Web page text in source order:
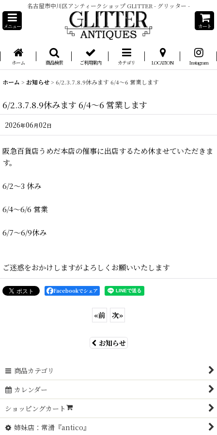
名古屋市中川区アンティークショップ GLITTER - グリッター -
メニュー カート
ホーム 商品検索 ご利用案内 カテゴリ LOCATION Instagram
ホーム > お知らせ> 6/2.3.7.8.9休みます 6/4〜6 営業します
6/2.3.7.8.9休みます 6/4〜6 営業します
2026年06 月02 日
阪急百貨店うめだ本店の催事に出店するため休ませていただきま
す。
6/2〜3 休み
6/4〜6/6 営業
6/7〜6/9休み
ご迷惑をおかけしますがよろしくお願いいたします
Facebookでシェア
«前 次»
お知らせ
商品カテゴリ
カレンダー
ショッピングカート
姉妹店：常滑『antico』